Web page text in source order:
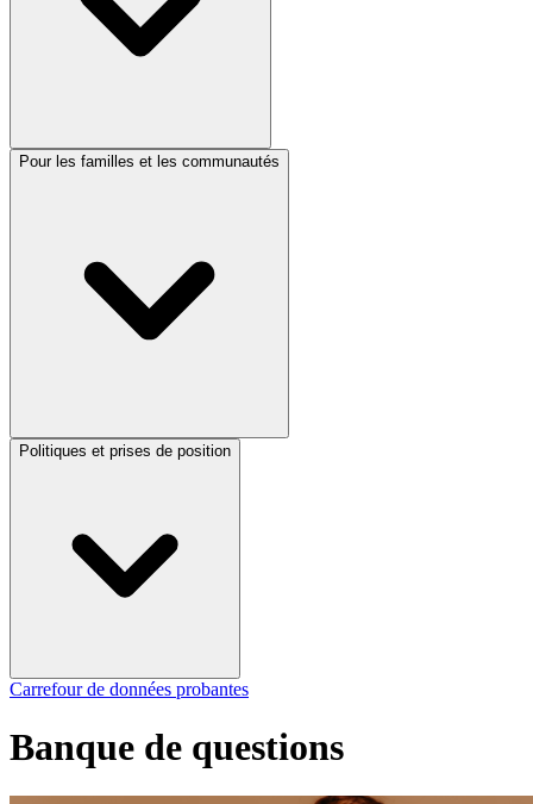
Pour les familles et les communautés
Politiques et prises de position
Carrefour de données probantes
Banque de questions